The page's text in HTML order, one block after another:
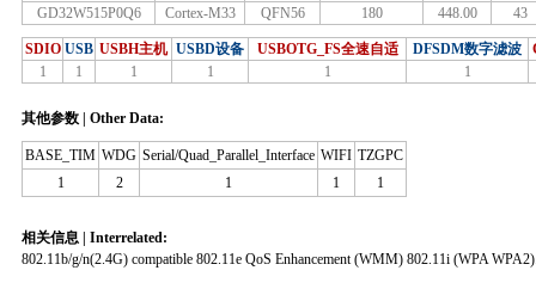
GD32W515P0Q6
Cortex-M33 QFN56 180 448.00 43
SDIO USB USBH主机 USBD设备 USBOTG_FS全速自适 DFSDM数字滤波
1
1 1 1 1 1
其他参数 | Other Data:
BASE_TIM WDG Serial/Quad_Parallel_Interface WIFI TZGPC
1
2 1 1 1
相关信息 | Interrelated:
802.11b/g/n(2.4G) compatible 802.11e QoS Enhancement (WMM) 802.11i (WPA